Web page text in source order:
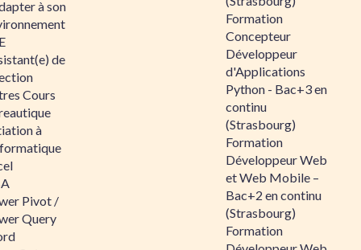
à son
de
Cours
à
Pivot /
Query
Formation
Concepteur
Développeur
d'Applications
Python - Bac+3 en
continu
(Strasbourg)
Formation
Développeur Web
et Web Mobile –
Bac+2 en continu
(Strasbourg)
Formation